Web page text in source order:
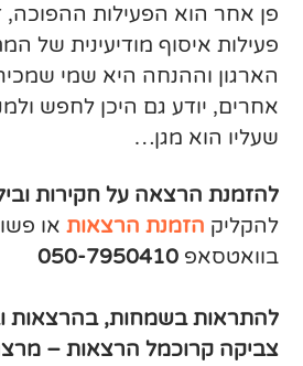
פן אחר הוא הפעילות ההפוכה,
פעילות איסוף מודיעינית של
הארגון וההנחה היא שמי
אחרים, יודע גם היכן לחפש
שעליו הוא מגן…
להזמנת הרצאה על חקירות
להקליק הזמנת הרצאות או
בוואטסאפ050-7950410
להתראות בשמחות, בהרצאות
צביקה קרוכמל הרצאות –